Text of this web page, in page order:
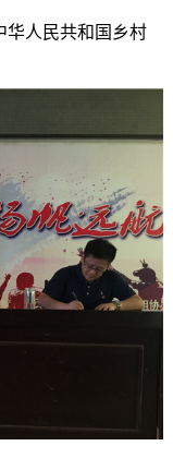
华人民共和国乡村